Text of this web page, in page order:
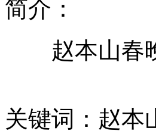
拍客：美国中学生昆明演唱《
17万元公款被出纳妻子当垃圾
简介：
赵本山春晚
关键词：赵本